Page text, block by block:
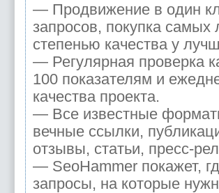
— Продвижение в один
запросов, покупка
степенью качества у
— Регулярная проверка
100 показателям и
качества проекта.
— Все известные
вечные ссылки,
отзывы, статьи, пресс-
— SeoHammer покажет,
запросы, на которые